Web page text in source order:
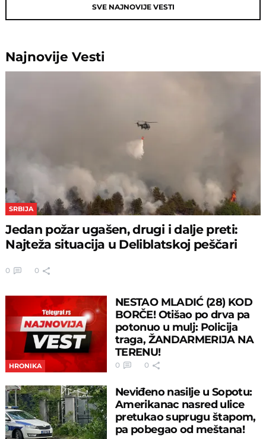
SVE NAJNOVIJE VESTI
NajnovijeVesti
SRBIJA
Jedan požar ugašen, drugi i dalje preti:
Najteža situacija u Deliblatskoj peščari
0 0
HRONIKA
NESTAO MLADIĆ (28) KOD
BORČE! Otišao po drva pa
potonuo u mulj: Policija
traga, ŽANDARMERIJA NA
TERENU!
0 0
Neviđeno nasilje u Sopotu:
Amerikanac nasred ulice
pretukao suprugu štapom,
pa pobegao od meštana!